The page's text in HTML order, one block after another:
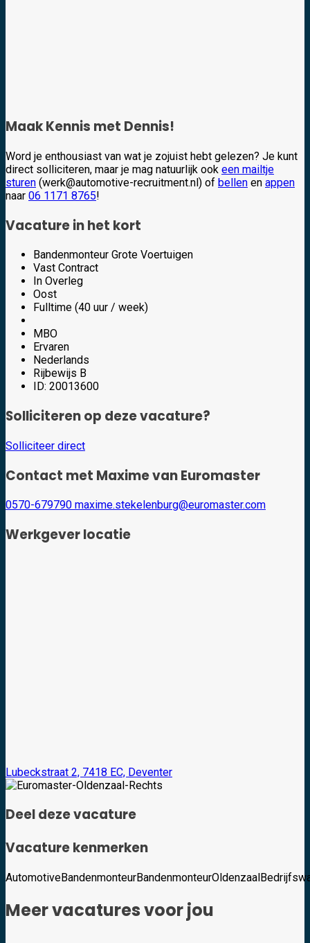
Maak Kennis met Dennis!
Word je enthousiast van wat je zojuist hebt gelezen? Je kunt
direct solliciteren, maar je mag natuurlijk ook een mailtje
sturen (werk@automotive-recruitment.nl) of bellen en appen
naar 06 1171 8765!
Vacature in het kort
Bandenmonteur Grote Voertuigen
Vast Contract
In Overleg
Oost
Fulltime (40 uur / week)
MBO
Ervaren
Nederlands
Rijbewijs B
ID: 20013600
Solliciteren op deze vacature?
Solliciteer direct
Contact met Maxime van Euromaster
0570-679790 maxime.stekelenburg@euromaster.com
Werkgever locatie
Lubeckstraat 2, 7418 EC, Deventer
Deel deze vacature
Vacature kenmerken
AutomotiveBandenmonteurBandenmonteurOldenzaal
Meer vacatures voor jou